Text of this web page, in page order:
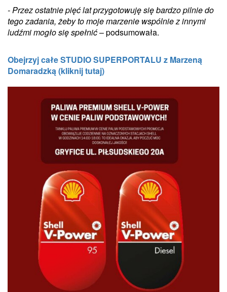
- Przez ostatnie pięć lat przygotowuję się bardzo pilnie do
tego zadania, żeby to moje marzenie wspólnie z innymi
ludźmi mogło się spełnić– podsumowała.
Obejrzyj całe STUDIO SUPERPORTALU z Marzeną
Domaradzką (kliknij tutaj)